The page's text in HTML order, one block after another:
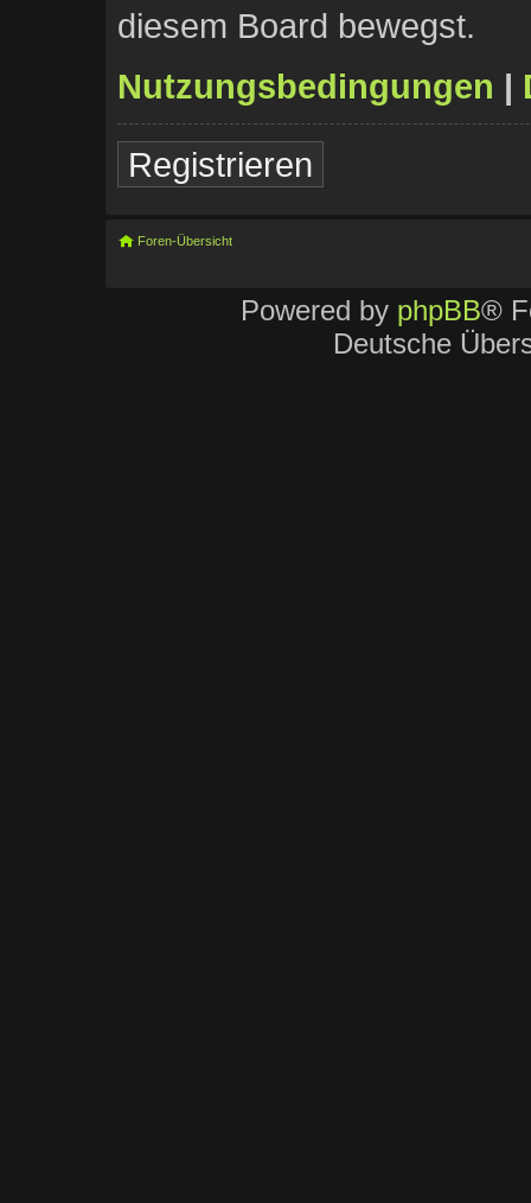
diesem Board bewegst.
Nutzungsbedingungen |
Registrieren
Foren-Übersicht
Powered by phpBB®
Deutsche